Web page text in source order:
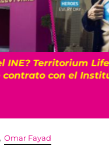
se llamarán?
nombre, logo y
,Omar Fayad